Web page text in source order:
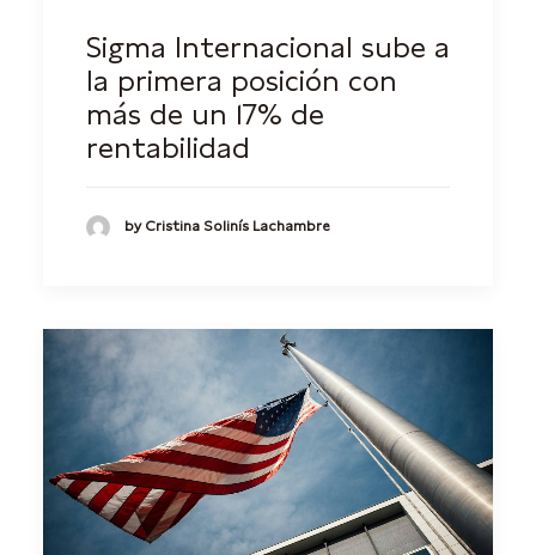
Sigma Internacional sube a
la primera posición con
más de un 17% de
rentabilidad
by Cristina Solinís Lachambre